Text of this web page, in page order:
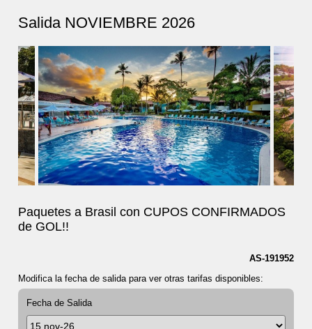
Salida NOVIEMBRE 2026
Paquetes a Brasil con CUPOS CONFIRMADOS
de GOL!!
AS-191952
Modifica la fecha de salida para ver otras tarifas disponibles:
Fecha de Salida